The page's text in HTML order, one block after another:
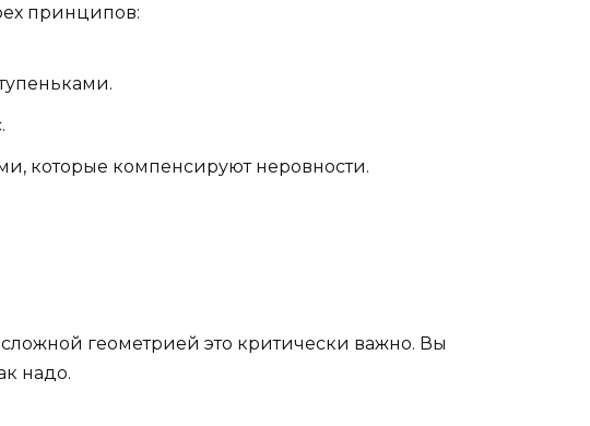
принципов:
которые компенсируют неровности.
геометрией это критически важно. Вы
надо.